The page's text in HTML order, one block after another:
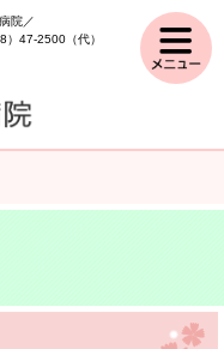
院
）47-2500（代）